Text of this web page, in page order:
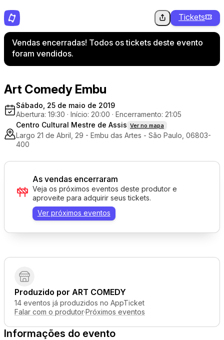
Tickets
Vendas encerradas! Todos os tickets deste evento
foram vendidos.
Art Comedy Embu
Sábado, 25 de maio de 2019
Abertura: 19:30 · Início: 20:00 · Encerramento: 21:05
Centro Cultural Mestre de Assis Ver no mapa
Largo 21 de Abril, 29 - Embu das Artes - São Paulo, 06803-
400
Produzido por ART COMEDY
14 eventos já produzidos no AppTicket
Falar com o produtor·Próximos eventos
Informações do evento
As vendas encerraram
Veja os próximos eventos deste produtor e
aproveite para adquirir seus tickets.
Ver próximos eventos